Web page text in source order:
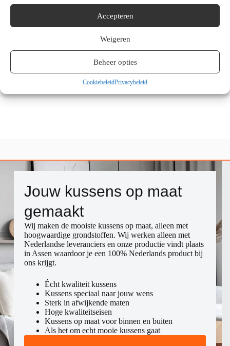
Accepteren
Weigeren
Beheer opties
CookiebeleidPrivacybeleid
Ontdek de betoverende Alpine Thyme kussenhoes uit onze Lifestyle
collectie! Vervaardigd van hoogwaardig 100% polyester voor
langdurige duurzaamheid. Met een stevige rits voor moeiteloos
gebruik. Transformeer je interieur met deze stijlvolle toevoeging!
Hoge slijtvastheid voor langdurig gebruik
Stevige rits voor gemakkelijk aanbrengen en verwijderen
Jouw kussens op maat
gemaakt​
Wij maken de mooiste kussens op maat, alleen met
hoogwaardige grondstoffen. Wij werken alleen met
Nederlandse leveranciers en onze productie vindt plaats
in Assen waardoor je een 100% Nederlands product bij
ons krijgt.
Écht kwaliteit kussens
Kussens speciaal naar jouw wens
Sterk in afwijkende maten
Hoge kwaliteitseisen
Kussens op maat voor binnen en buiten
Als het om echt mooie kussens gaat